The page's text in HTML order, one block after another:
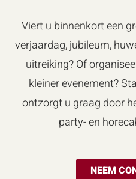
Viert u binnenkort een
verjaardag, jubileum,
uitreiking? Of
kleiner evenement?
ontzorgt u graag door
party- en
NEEM